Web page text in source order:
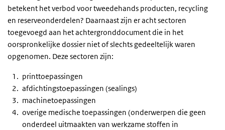
betekent het verbod voor tweedehands producten, recycling
en reserveonderdelen? Daarnaast zijn er acht sectoren
toegevoegd aan het achtergronddocument die in het
oorspronkelijke dossier niet of slechts gedeeltelijk waren
opgenomen. Deze sectoren zijn:
printtoepassingen
afdichtingstoepassingen (sealings)
machinetoepassingen
overige medische toepassingen (onderwerpen die geen
onderdeel uitmaakten van werkzame stoffen in